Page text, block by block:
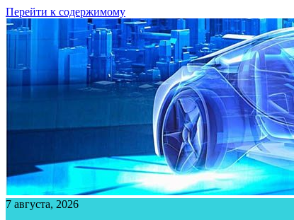
Перейти к содержимому
7 августа, 2026